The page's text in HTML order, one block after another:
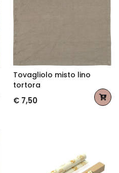
Tovagliolo misto lino
tortora
€ 7,50